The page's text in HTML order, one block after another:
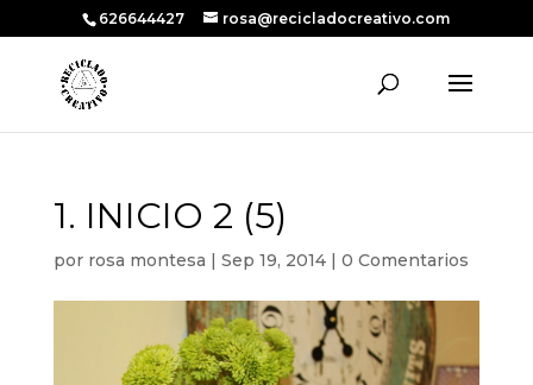
626644427 rosa@recicladocreativo.com
1. INICIO 2 (5)
por rosa montesa | Sep 19, 2014| 0 Comentarios